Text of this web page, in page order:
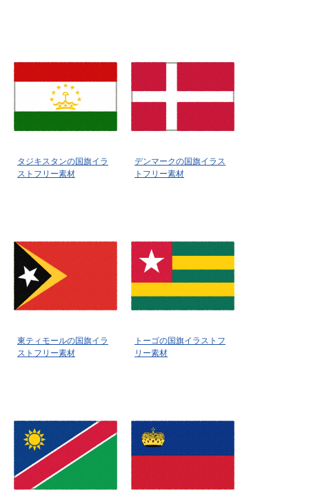
タジキスタンの国旗イラ
ストフリー素材
デンマークの国旗イラス
トフリー素材
東ティモールの国旗イラ
ストフリー素材
トーゴの国旗イラストフ
リー素材